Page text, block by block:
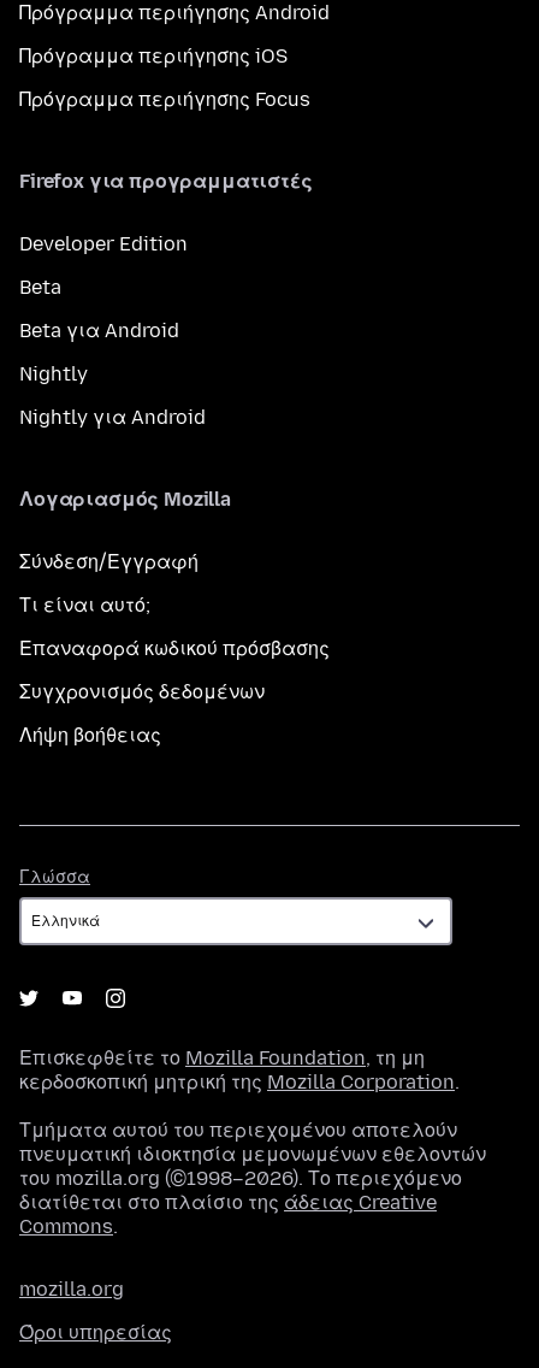
Πρόγραμμα περιήγησης Android
Πρόγραμμα περιήγησης iOS
Πρόγραμμα περιήγησης Focus
Firefox για προγραμματιστές
Developer Edition
Beta
Beta για Android
Nightly
Nightly για Android
Λογαριασμός Mozilla
Σύνδεση/Εγγραφή
Τι είναι αυτό;
Επαναφορά κωδικού πρόσβασης
Συγχρονισμός δεδομένων
Λήψη βοήθειας
Γλώσσα
Επισκεφθείτε το Mozilla Foundation, τη μη
κερδοσκοπική μητρική της Mozilla Corporation.
Τμήματα αυτού του περιεχομένου αποτελούν
πνευματική ιδιοκτησία μεμονωμένων εθελοντών
του mozilla.org (©1998–2026). Το περιεχόμενο
διατίθεται στο πλαίσιο της άδειας Creative
Commons.
mozilla.org
Όροι υπηρεσίας